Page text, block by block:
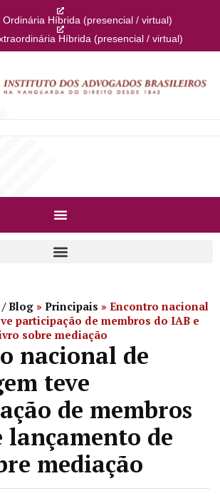
Ordinária Híbrida (presencial / virtual)
Híbrida (presencial / virtual)
Blog » Principais » Encontro nacional
participação de membros do IAB e
sobre mediação
nacional de
teve
de membros
lançamento de
mediação